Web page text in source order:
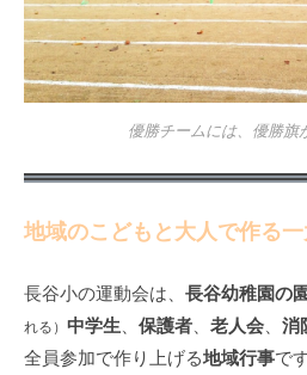
優勝チームには、優勝旗
地域のこどもと大人で作る
長谷小の運動会は、 長谷幼稚園の
れる） 中学生 保護者 老人会 消
全員参加で作り上げる地域行事です